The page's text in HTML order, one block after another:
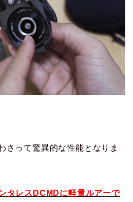
さって驚異的な性能となりま
タレスDCMDに軽量ルアーで